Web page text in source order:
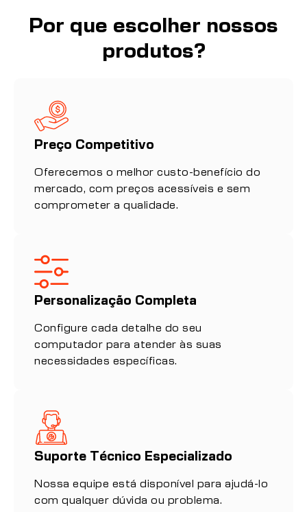
Por que escolher nossos
produtos?
Preço Competitivo
Oferecemos o melhor custo-benefício do
mercado, com preços acessíveis e sem
comprometer a qualidade.
Personalização Completa
Configure cada detalhe do seu
computador para atender às suas
necessidades específicas.
Suporte Técnico Especializado
Nossa equipe está disponível para ajudá-lo
com qualquer dúvida ou problema.